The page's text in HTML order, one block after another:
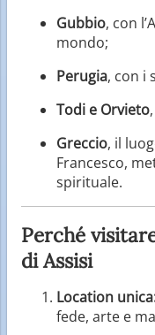
Gubbio, con
mondo;
Perugia, con i
Todi e Orvieto
Greccio, il
Francesco,
spirituale.
Perché
di Assisi
Location
fede, arte e